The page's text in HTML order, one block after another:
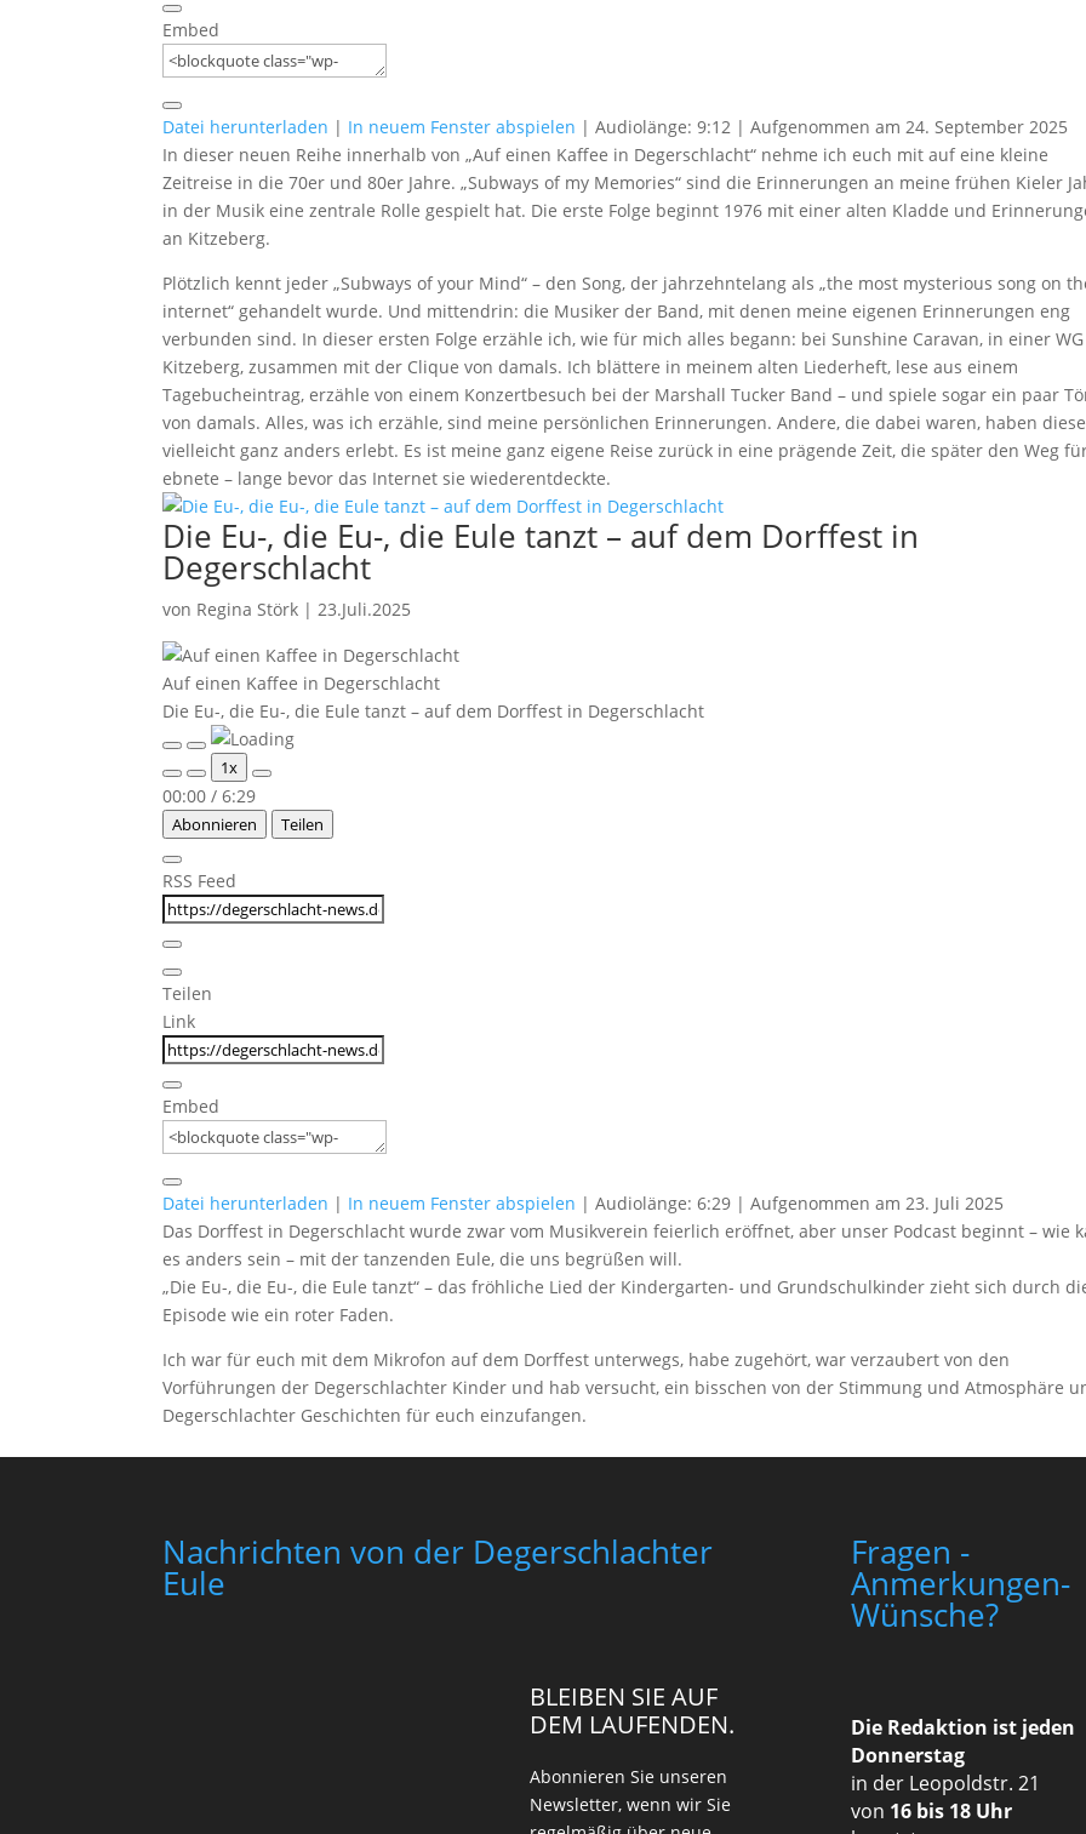
Embed
Datei herunterladen | In neuem Fenster abspielen |Audiolänge: 9:12 |Aufgenommen am 24. September 2025
In dieser neuen Reihe innerhalb von „Auf einen Kaffee in Degerschlacht“ nehme ich euch mit auf eine kleine
Zeitreise in die 70er und 80er Jahre. „Subways of my Memories“ sind die Erinnerungen an meine frühen Kieler
in der Musik eine zentrale Rolle gespielt hat. Die erste Folge beginnt 1976 mit einer alten Kladde und
an Kitzeberg.
Plötzlich kennt jeder „Subways of your Mind“ – den Song, der jahrzehntelang als „the most mysterious song on
internet“ gehandelt wurde. Und mittendrin: die Musiker der Band, mit denen meine eigenen Erinnerungen eng
verbunden sind. In dieser ersten Folge erzähle ich, wie für mich alles begann: bei Sunshine Caravan, in einer
Kitzeberg, zusammen mit der Clique von damals. Ich blättere in meinem alten Liederheft, lese aus einem
Tagebucheintrag, erzähle von einem Konzertbesuch bei der Marshall Tucker Band – und spiele sogar ein paar
von damals. Alles, was ich erzähle, sind meine persönlichen Erinnerungen. Andere, die dabei waren, haben
vielleicht ganz anders erlebt. Es ist meine ganz eigene Reise zurück in eine prägende Zeit, die später den Weg für
ebnete – lange bevor das Internet sie wiederentdeckte.
Die Eu-, die Eu-, die Eule tanzt – auf dem Dorffest in
Degerschlacht
von Regina Störk |23.Juli.2025
Auf einen Kaffee in Degerschlacht
Die Eu-, die Eu-, die Eule tanzt – auf dem Dorffest in Degerschlacht
Play
Episode
Pause
Episode
1x
00:00 / 6:29
Abonnieren Teilen
RSS Feed
Teilen
Link
Embed
Datei herunterladen | In neuem Fenster abspielen |Audiolänge: 6:29 |Aufgenommen am 23. Juli 2025
Das Dorffest in Degerschlacht wurde zwar vom Musikverein feierlich eröffnet, aber unser Podcast beginnt – wie
es anders sein – mit der tanzenden Eule, die uns begrüßen will.
„Die Eu-, die Eu-, die Eule tanzt“ – das fröhliche Lied der Kindergarten- und Grundschulkinder zieht sich durch
Episode wie ein roter Faden.
Ich war für euch mit dem Mikrofon auf dem Dorffest unterwegs, habe zugehört, war verzaubert von den
Vorführungen der Degerschlachter Kinder und hab versucht, ein bisschen von der Stimmung und Atmosphäre
Degerschlachter Geschichten für euch einzufangen.
Nachrichten von der Degerschlachter
Eule
BLEIBEN SIE AUF
DEM LAUFENDEN.
Abonnieren Sie unseren
Newsletter, wenn wir Sie
Fragen -
Anmerkungen-
Wünsche?
Die Redaktion ist jeden
Donnerstag
in der Leopoldstr. 21
von 16 bis 18 Uhr